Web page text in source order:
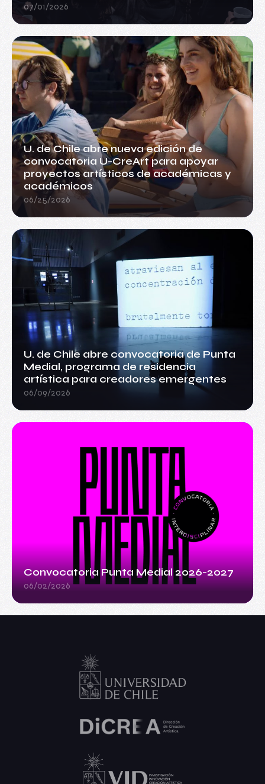
07/01/2026
U. de Chile abre nueva edición de
convocatoria U-CreArt para apoyar
proyectos artísticos de académicas y
académicos
06/25/2026
U. de Chile abre convocatoria de Punta
Medial, programa de residencia
artística para creadores emergentes
06/09/2026
Convocatoria Punta Medial 2026-2027
06/02/2026